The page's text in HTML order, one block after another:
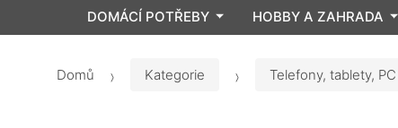
DOMÁCÍ POTŘEBY
HOBBY A ZAHRADA
Domů Kategorie Telefony, tablety, PC